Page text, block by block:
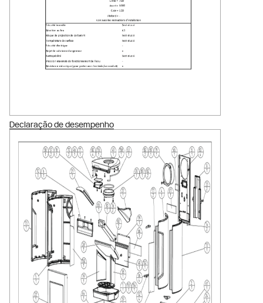
Declaração de desempenho